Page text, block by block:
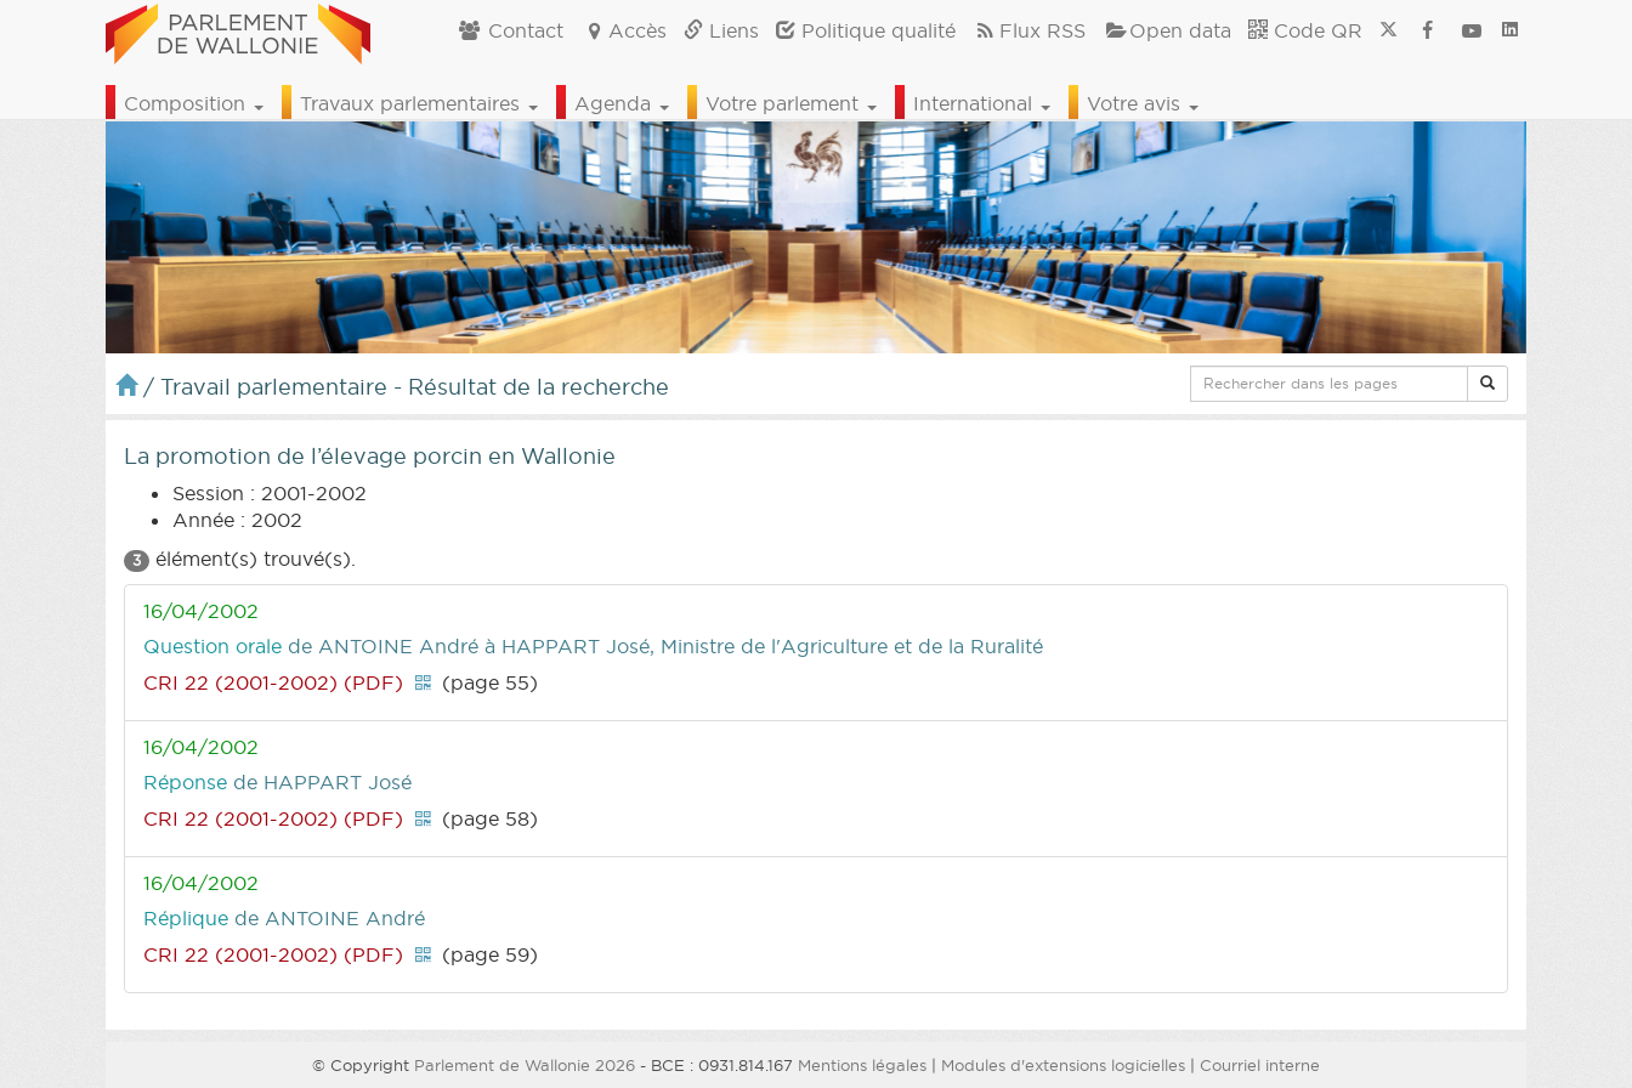
Contact Accès Liens Politique qualité Flux RSS Open data Code QR
Composition Travaux parlementaires Agenda Votre parlement International Votre avis
/ Travail parlementaire - Résultat de la recherche
La promotion de l’élevage porcin en Wallonie
Session : 2001-2002
Année : 2002
3 élément(s) trouvé(s).
16/04/2002
Question orale de ANTOINE André à HAPPART José, Ministre de l'Agriculture et de la Ruralité
CRI 22 (2001-2002) (PDF)
(page 55)
16/04/2002
Réponse de HAPPART José
CRI 22 (2001-2002) (PDF)
(page 58)
16/04/2002
Réplique de ANTOINE André
CRI 22 (2001-2002) (PDF)
(page 59)
© Copyright Parlement de Wallonie 2026 - BCE : 0931.814.167 Mentions légales | Modules d'extensions logicielles | Courriel interne